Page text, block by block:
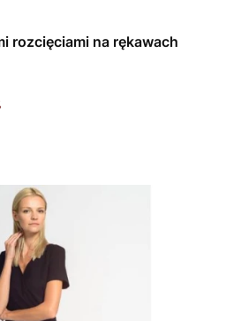
rozcięciami na rękawach